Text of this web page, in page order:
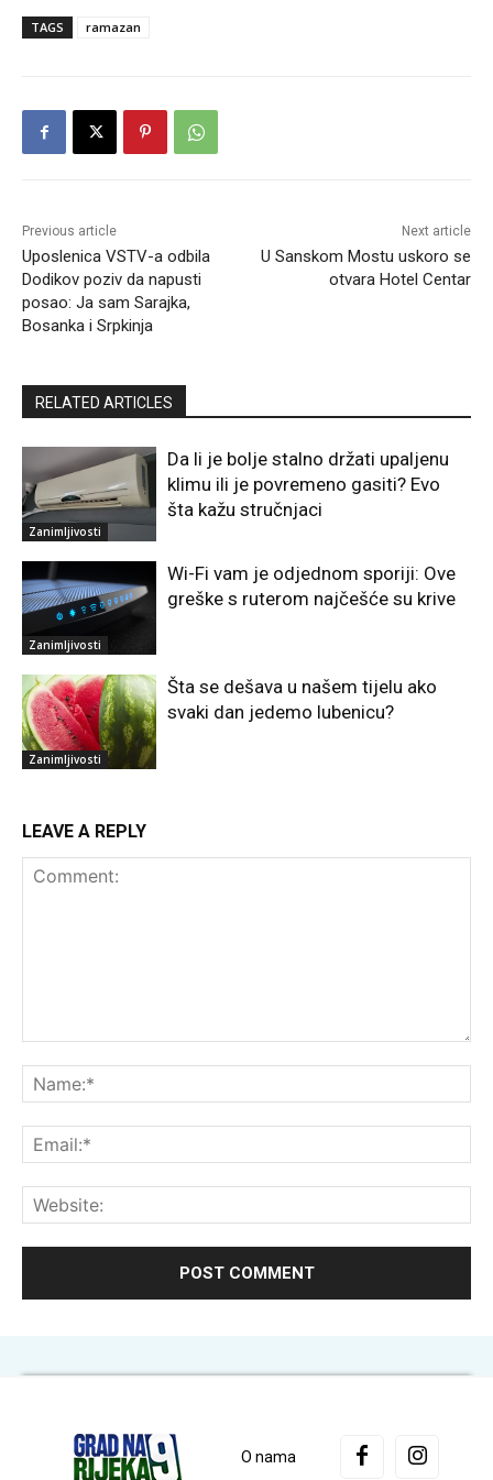
TAGS ramazan
Previous article
Uposlenica VSTV-a odbila
Dodikov poziv da napusti
posao: Ja sam Sarajka,
Bosanka i Srpkinja
Next article
U Sanskom Mostu uskoro se
otvara Hotel Centar
RELATED ARTICLES
Zanimljivosti
Da li je bolje stalno držati upaljenu
klimu ili je povremeno gasiti? Evo
šta kažu stručnjaci
Zanimljivosti
Wi-Fi vam je odjednom sporiji: Ove
greške s ruterom najčešće su krive
Zanimljivosti
Šta se dešava u našem tijelu ako
svaki dan jedemo lubenicu?
LEAVE A REPLY
O nama